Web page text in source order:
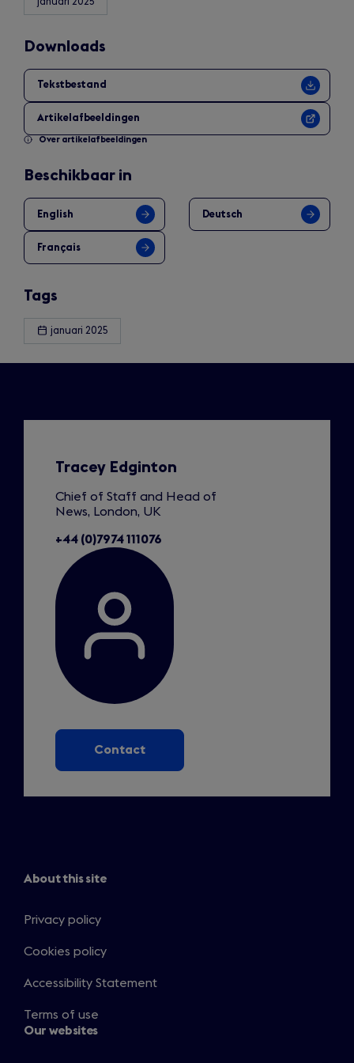
Downloads
Tekstbestand
Artikelafbeeldingen
Over artikelafbeeldingen
Beschikbaar in
English Deutsch
Français
Tags
januari 2025
Tracey Edginton
Chief of Staff and Head of
News, London, UK
+44 (0)7974 111076
Contact
About this site
Privacy policy
Cookies policy
Accessibility Statement
Terms of use
Our websites